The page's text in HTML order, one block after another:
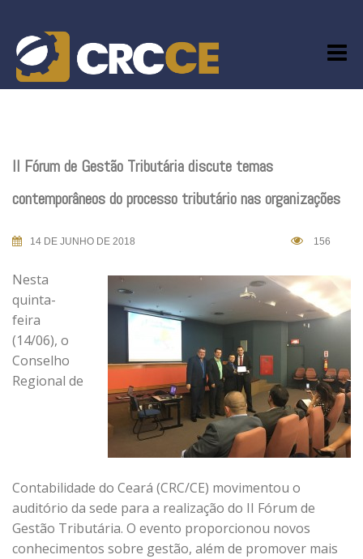
content
II Fórum de Gestão Tributária discute temas
contemporâneos do processo tributário nas organizações
14 DE JUNHO DE 2018 156
Nesta
quinta-
feira
(14/06), o
Conselho
Regional de
Contabilidade do Ceará (CRC/CE) movimentou o
auditório da sede para a realização do II Fórum de
Gestão Tributária. O evento proporcionou novos
conhecimentos sobre gestão, além de promover mais